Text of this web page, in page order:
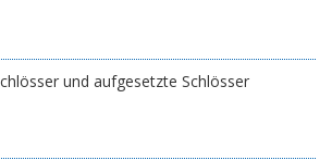
und aufgesetzte Schlösser